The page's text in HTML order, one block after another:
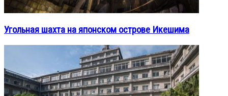
Угольная шахта на японском острове Икешима